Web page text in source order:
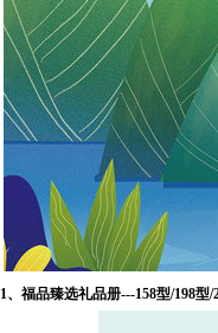
1、福品臻选礼品册---158型/198型/